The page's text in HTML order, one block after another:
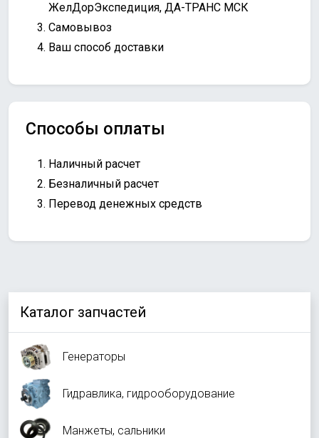
Каталог запчастей
Генераторы
Гидравлика, гидрооборудование
Манжеты, сальники
ЖелДорЭкспедиция, ДА-ТРАНС МСК
Самовывоз
Ваш способ доставки
Способы оплаты
Наличный расчет
Безналичный расчет
Перевод денежных средств